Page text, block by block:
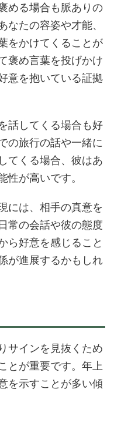
める場合も脈ありの
なたの容姿や才能、
をかけてくることが
褒め言葉を投げかけ
意を抱いている証拠
話してくる場合も好
の旅行の話や一緒に
てくる場合、彼はあ
性が高いです。
には、相手の真意を
常の会話や彼の態度
ら好意を感じること
が進展するかもしれ
サインを見抜くため
とが重要です。年上
を示すことが多い傾